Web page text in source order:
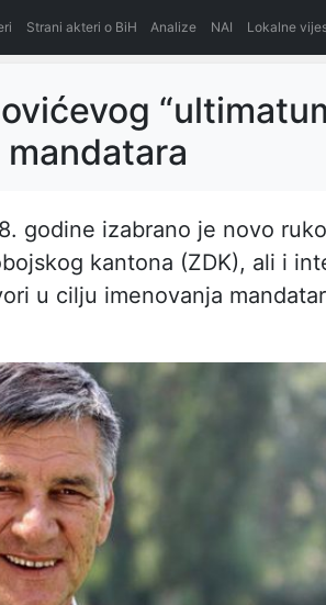
Strani akteri o BiH Analize NAI Lokalne
godine izabrano je novo
kantona (ZDK), ali i
u cilju imenovanja